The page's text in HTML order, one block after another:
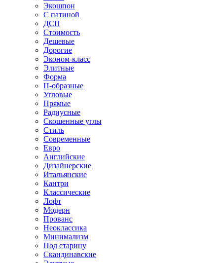
Экошпон
С патиной
ДСП
Стоимость
Дешевые
Дорогие
Эконом-класс
Элитные
Форма
П-образные
Угловые
Прямые
Радиусные
Скошенные углы
Стиль
Современные
Евро
Английские
Дизайнерские
Итальянские
Кантри
Классические
Лофт
Модерн
Прованс
Неоклассика
Минимализм
Под старину
Скандинавские